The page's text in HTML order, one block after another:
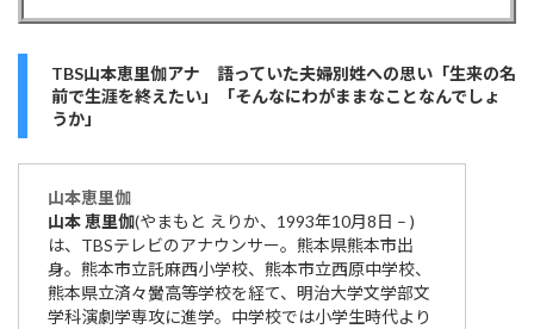
TBS山本恵里伽アナ 語っていた夫婦別姓への思い「生来の名
前で生涯を終えたい」「そんなにわがままなことなんでしょ
うか」
山本恵里伽
山本 恵里伽(やまもと えりか、1993年10月8日 – )
は、TBSテレビのアナウンサー。熊本県熊本市出
身。熊本市立託麻西小学校、熊本市立西原中学校、
熊本県立済々黌高等学校を経て、明治大学文学部文
学科演劇学専攻に進学。中学校では小学生時代より